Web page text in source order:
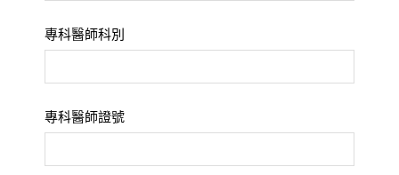
專科醫師科別
專科醫師證號